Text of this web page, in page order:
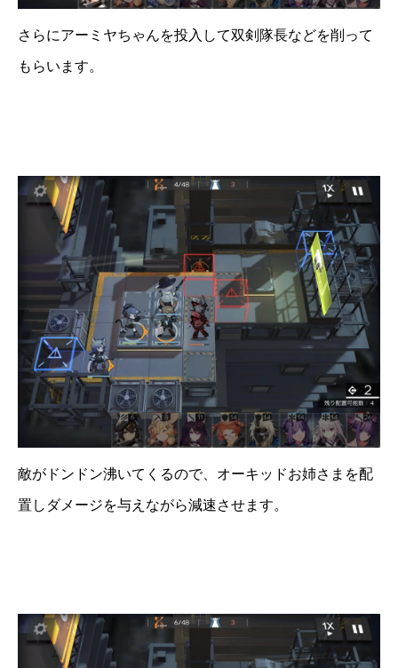
さらにアーミヤちゃんを投入して双剣隊長などを削って
もらいます。
敵がドンドン沸いてくるので、オーキッドお姉さまを配
置しダメージを与えながら減速させます。